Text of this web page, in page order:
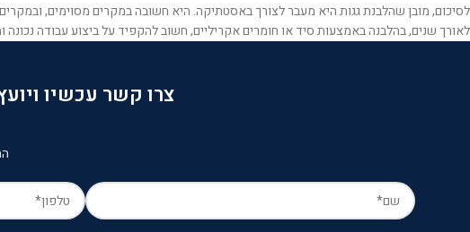
לסיכום, מובן שהלבנת גגות היא מעבר לצורך באסטתיקה. היא חשובה במקרים מסוימים,
לאורך שנים, בהלבנה באמצעות סיד או חומרים אקריליים, חשוב להקפיד על ביצוע עבודה נכונה
צרו קשר עכשיו